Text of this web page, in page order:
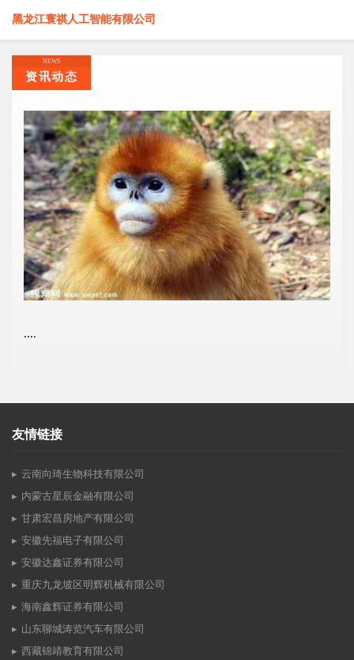
黑龙江寰祺人工智能有限公司
NEWS
资讯动态
....
友情链接
云南向琦生物科技有限公司
内蒙古星辰金融有限公司
甘肃宏昌房地产有限公司
安徽先福电子有限公司
安徽达鑫证券有限公司
重庆九龙坡区明辉机械有限公司
海南鑫辉证券有限公司
山东聊城涛览汽车有限公司
西藏锦靖教育有限公司